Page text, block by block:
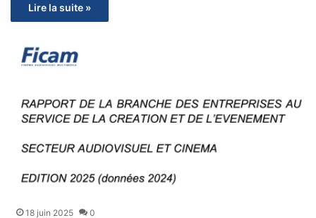
Lire la suite »
18 juin 2025 0